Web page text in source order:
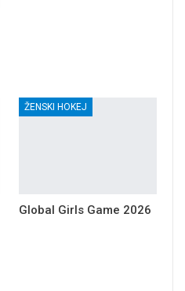
ŽENSKI HOKEJ
Global Girls Game 2026